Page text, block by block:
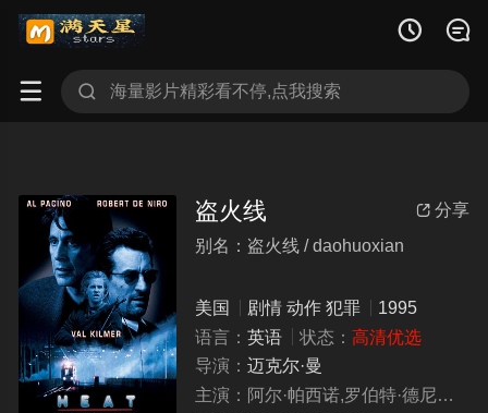
 
 
 分享
盗火线
别名：盗火线 / daohuoxian
美国 剧情 动作 犯罪
1995
语言： 英语 状态： 高清优选
导演： 迈克尔·曼
主演： 阿尔·帕西诺,罗伯特·德尼罗,方·基默,强·沃特